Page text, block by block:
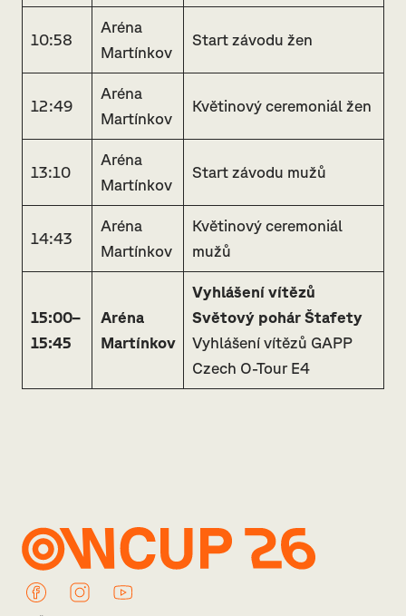
10:58
Aréna
Martínkov
Start závodu žen
12:49
Aréna
Martínkov
Květinový ceremoniál žen
13:10
Aréna
Martínkov
Start závodu mužů
14:43
Aréna
Martínkov
Květinový ceremoniál
mužů
15:00–
15:45
Aréna
Martínkov
Vyhlášení vítězů
Světový pohár Štafety
Vyhlášení vítězů GAPP
Czech O-Tour E4